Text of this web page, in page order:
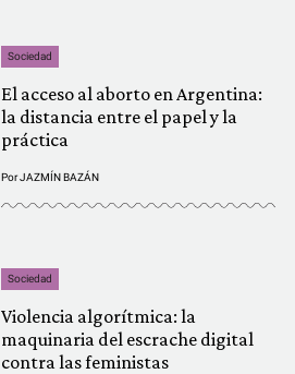
Sociedad
El acceso al aborto en Argentina:
la distancia entre el papel y la
práctica
PorJAZMÍN BAZÁN
Sociedad
Violencia algorítmica: la
maquinaria del escrache digital
contra las feministas